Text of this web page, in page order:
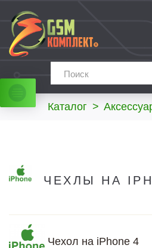
Каталог >
ЧЕХЛЫ НА
Чехол на iPhone 4